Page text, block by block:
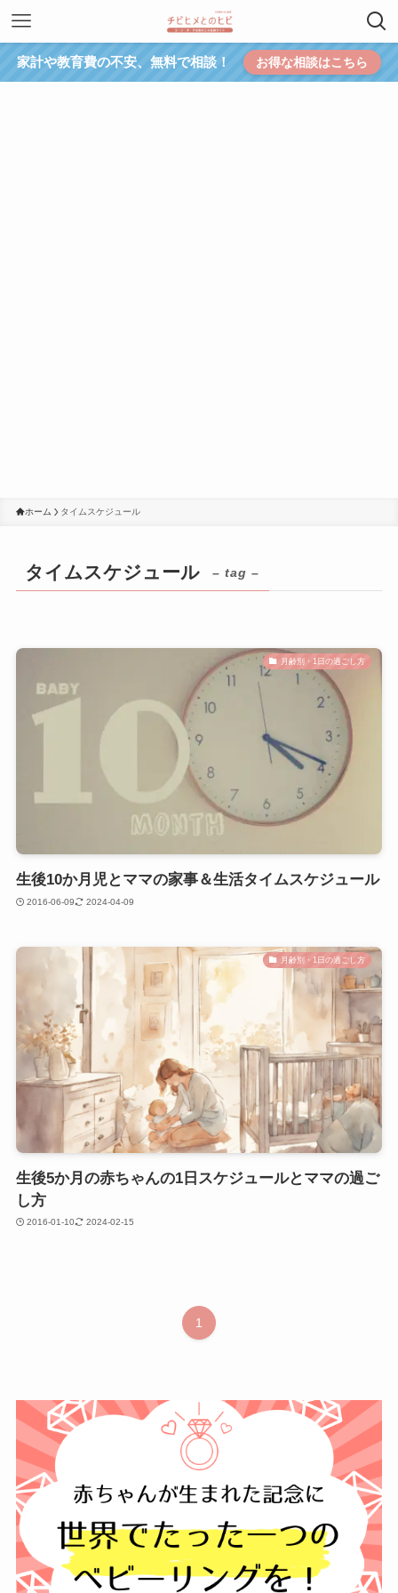
家計や教育費の不安、無料で相談！ お得な相談はこちら
ホーム タイムスケジュール
タイムスケジュール – tag –
月齢別・1日の過ごし方
生後10か月児とママの家事＆生活タイムスケジュール
2016-06-09 2024-04-09
月齢別・1日の過ごし方
生後5か月の赤ちゃんの1日スケジュールとママの過ご
し方
2016-01-10 2024-02-15
1